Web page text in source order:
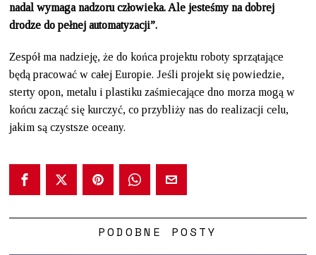
nadal wymaga nadzoru człowieka. Ale jesteśmy na dobrej
drodze do pełnej automatyzacji”.
Zespół ma nadzieję, że do końca projektu roboty sprzątające
będą pracować w całej Europie. Jeśli projekt się powiedzie,
sterty opon, metalu i plastiku zaśmiecające dno morza mogą w
końcu zacząć się kurczyć, co przybliży nas do realizacji celu,
jakim są czystsze oceany.
PODOBNE POSTY